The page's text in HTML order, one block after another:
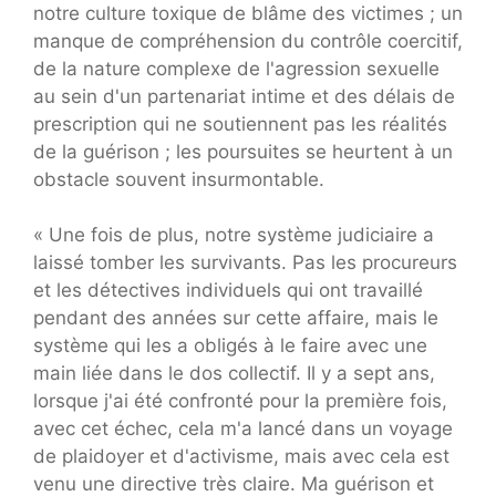
notre culture toxique de blâme des victimes ; un
manque de compréhension du contrôle coercitif,
de la nature complexe de l'agression sexuelle
au sein d'un partenariat intime et des délais de
prescription qui ne soutiennent pas les réalités
de la guérison ; les poursuites se heurtent à un
obstacle souvent insurmontable.
« Une fois de plus, notre système judiciaire a
laissé tomber les survivants. Pas les procureurs
et les détectives individuels qui ont travaillé
pendant des années sur cette affaire, mais le
système qui les a obligés à le faire avec une
main liée dans le dos collectif. Il y a sept ans,
lorsque j'ai été confronté pour la première fois,
avec cet échec, cela m'a lancé dans un voyage
de plaidoyer et d'activisme, mais avec cela est
venu une directive très claire. Ma guérison et